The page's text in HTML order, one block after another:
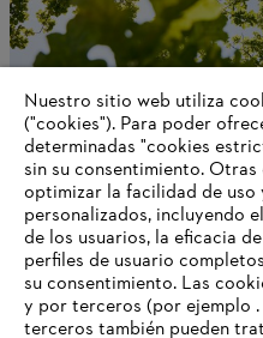
Estrategia climática
Información para
Productos
Contacto
Nuestro sitio web utiliza
("cookies"). Para poder
determinadas "cookies
sin su consentimiento.
optimizar la facilidad de
personalizados, incluyendo
de los usuarios, la eficacia
perfiles de usuario
su consentimiento. Las
y por terceros (por ejemplo
terceros también pueden